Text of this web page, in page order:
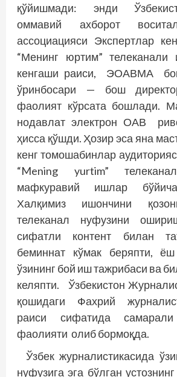
қўйишмади: энди
оммавий ахборот
ассоциацияси Экспертлар
“Менинг юртим” телеканали
кенгаши раиси, ЭОАВМА
ўринбосари — бош
фаолият кўрсата бошлади.
нодавлат электрон ОАВ
ҳисса қўшди. Ҳозир эса яна
кенг томошабинлар
“Mening yurtim”
мафкуравий ишлар
Халқимиз ишончини
телеканал нуфузини
сифатли контент билан
беминнат кўмак беряпти, ёш
ўзининг бой иш тажрибаси ва
келяпти. Ўзбекистон
қошидаги Фахрий
раиси сифатида самарали
фаолияти олиб бормоқда.
Ўзбек журналистикасида
нуфузига эга бўлган